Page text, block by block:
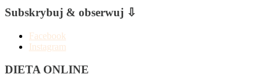
Subskrybuj & obserwuj ⇩
Facebook
Instagram
DIETA ONLINE